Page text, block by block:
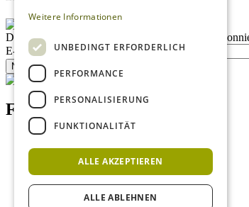
Description
E-Mail
Newsletter bestellen
Footer menu (DE)
Nutzungsbedingungen
Impressum
Mediadaten Rotweinguide
Weitere Informationen
UNBEDINGT ERFORDERLICH
PERFORMANCE
PERSONALISIERUNG
FUNKTIONALITÄT
ALLE AKZEPTIEREN
ALLE ABLEHNEN